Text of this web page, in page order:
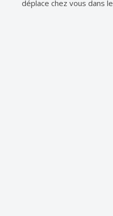
déplace chez vous dans